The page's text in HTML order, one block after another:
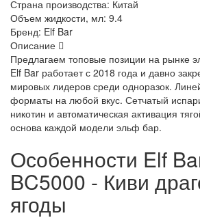
Страна производства: Китай
Объем жидкости, мл: 9.4
Бренд: Elf Bar
Описание
Предлагаем топовые позиции на рынке
Elf Bar работает с 2018 года и давно
мировых лидеров среди одноразок.
форматы на любой вкус. Сетчатый
никотин и автоматическая активация
основа каждой модели эльф бар.
Особенности Elf
BC5000 - Киви
ягоды